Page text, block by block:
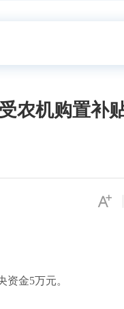
农机购置补
金5万元。